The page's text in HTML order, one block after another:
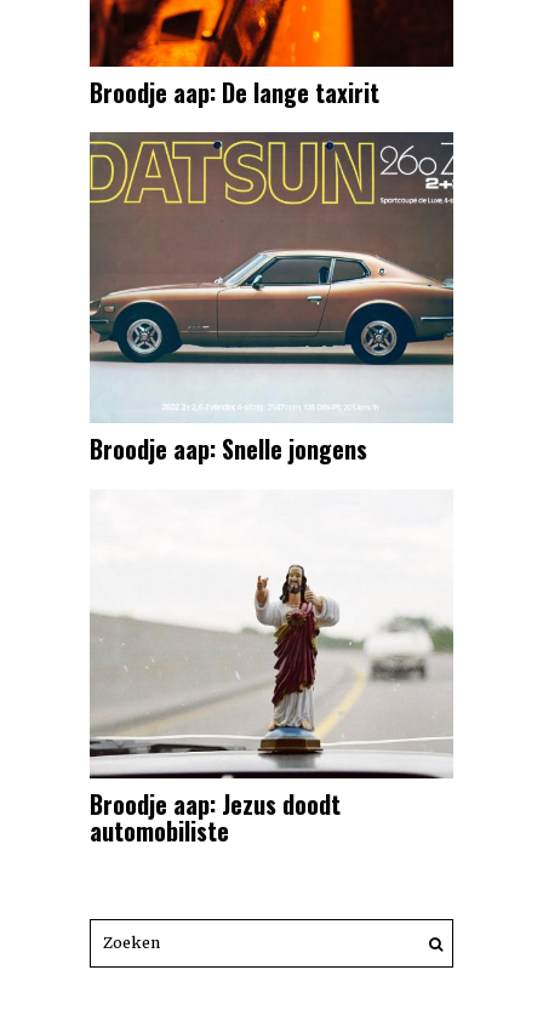
Broodje aap: De lange taxirit
Broodje aap: Snelle jongens
Broodje aap: Jezus doodt
automobiliste